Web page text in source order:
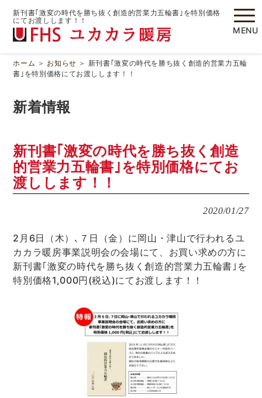
新刊書｢激変の時代を勝ち抜く創造的営業力五輪書｣を特別価格
にてお渡しします！！
MENU
ホーム ＞ お知らせ ＞ 新刊書｢激変の時代を勝ち抜く創造的営業力五輪
書｣を特別価格にてお渡しします！！
新着情報
新刊書｢激変の時代を勝ち抜く創造
的営業力五輪書｣を特別価格にてお
渡しします！！
2020/01/27
2月6日（木）､７日（金）に岡山・津山で行われるユ
カカラ暖房事業説明会の会場にて、お買い求めの方に
新刊書｢激変の時代を勝ち抜く創造的営業力五輪書｣を
特別価格1,000円(税込)にてお渡します！！